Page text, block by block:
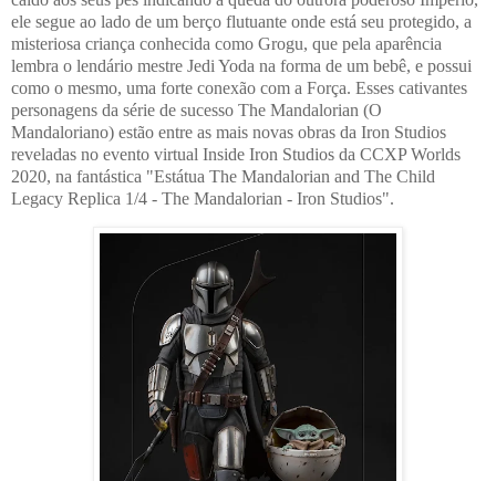
ele segue ao lado de um berço flutuante onde está seu protegido, a
misteriosa criança conhecida como Grogu, que pela aparência
lembra o lendário mestre Jedi Yoda na forma de um bebê, e possui
como o mesmo, uma forte conexão com a Força. Esses cativantes
personagens da série de sucesso The Mandalorian (O
Mandaloriano) estão entre as mais novas obras da Iron Studios
reveladas no evento virtual Inside Iron Studios da CCXP Worlds
2020, na fantástica "Estátua The Mandalorian and The Child
Legacy Replica 1/4 - The Mandalorian - Iron Studios".